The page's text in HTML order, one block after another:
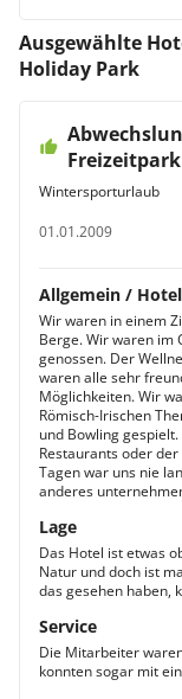
Ausgewählte
Holiday Park
Freizeitpark
Wintersporturlaub
01.01.2009
Allgemein / Hotel
Wir waren in einem
Berge. Wir waren im
genossen. Der
waren alle sehr
Möglichkeiten. Wir
Römisch-Irischen
und Bowling
Restaurants oder
Tagen war uns nie
anderes
Lage
Das Hotel ist etwas
Natur und doch ist
das gesehen haben,
Service
Die Mitarbeiter
konnten sogar mit